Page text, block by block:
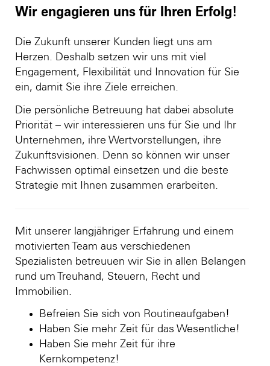
Wir engagieren uns für Ihren Erfolg!
Die Zukunft unserer Kunden liegt uns am
Herzen. Deshalb setzen wir uns mit viel
Engagement, Flexibilität und Innovation für Sie
ein, damit Sie ihre Ziele erreichen.
Die persönliche Betreuung hat dabei absolute
Priorität – wir interessieren uns für Sie und Ihr
Unternehmen, ihre Wertvorstellungen, ihre
Zukunftsvisionen. Denn so können wir unser
Fachwissen optimal einsetzen und die beste
Strategie mit Ihnen zusammen erarbeiten.
Mit unserer langjähriger Erfahrung und einem
motivierten Team aus verschiedenen
Spezialisten betreuuen wir Sie in allen Belangen
rund um Treuhand, Steuern, Recht und
Immobilien.
Befreien Sie sich von Routineaufgaben!
Haben Sie mehr Zeit für das Wesentliche!
Haben Sie mehr Zeit für ihre
Kernkompetenz!